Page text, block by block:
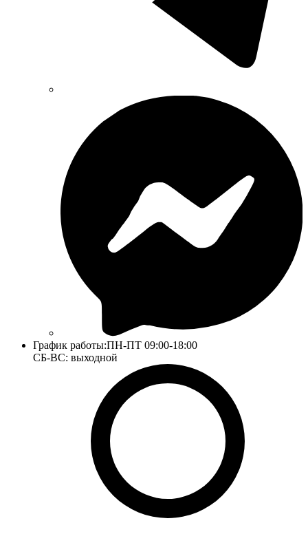
График работы:ПН-ПТ 09:00-18:00
СБ-ВС: выходной